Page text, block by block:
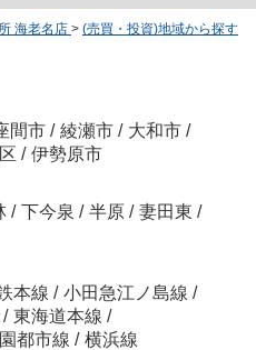
海老名店 > (売買・投資)地域から探す
間市 / 綾瀬市 / 大和市 /
/ 伊勢原市
/ 下今泉 / 半原 / 妻田東 /
本線 / 小田急江ノ島線 /
/ 東海道本線 /
都市線 / 横浜線